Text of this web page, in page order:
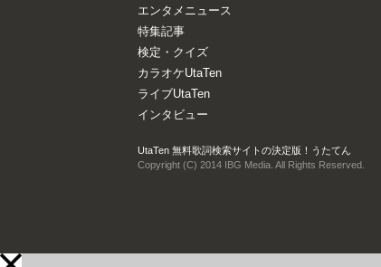
エンタメニュース
特集記事
検定・クイズ
カラオケUtaTen
ライブUtaTen
インタビュー
UtaTen 無料歌詞検索サイトの決定版！うたてん
Copyright (C) 2014 IBG Media. All Rights Reserved.